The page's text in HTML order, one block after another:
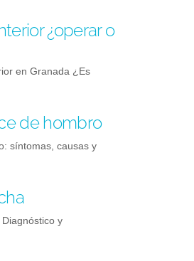
¿operar o
en Granada ¿Es
de hombro
síntomas, causas y
y